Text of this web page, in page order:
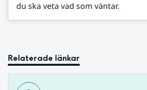
du ska veta vad som väntar.
Relaterade länkar